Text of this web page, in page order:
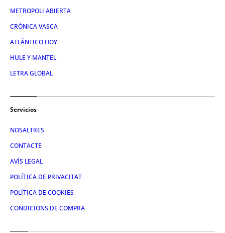
METROPOLI ABIERTA
CRÓNICA VASCA
ATLÁNTICO HOY
HULE Y MANTEL
LETRA GLOBAL
Servicios
NOSALTRES
CONTACTE
AVÍS LEGAL
POLÍTICA DE PRIVACITAT
POLÍTICA DE COOKIES
CONDICIONS DE COMPRA